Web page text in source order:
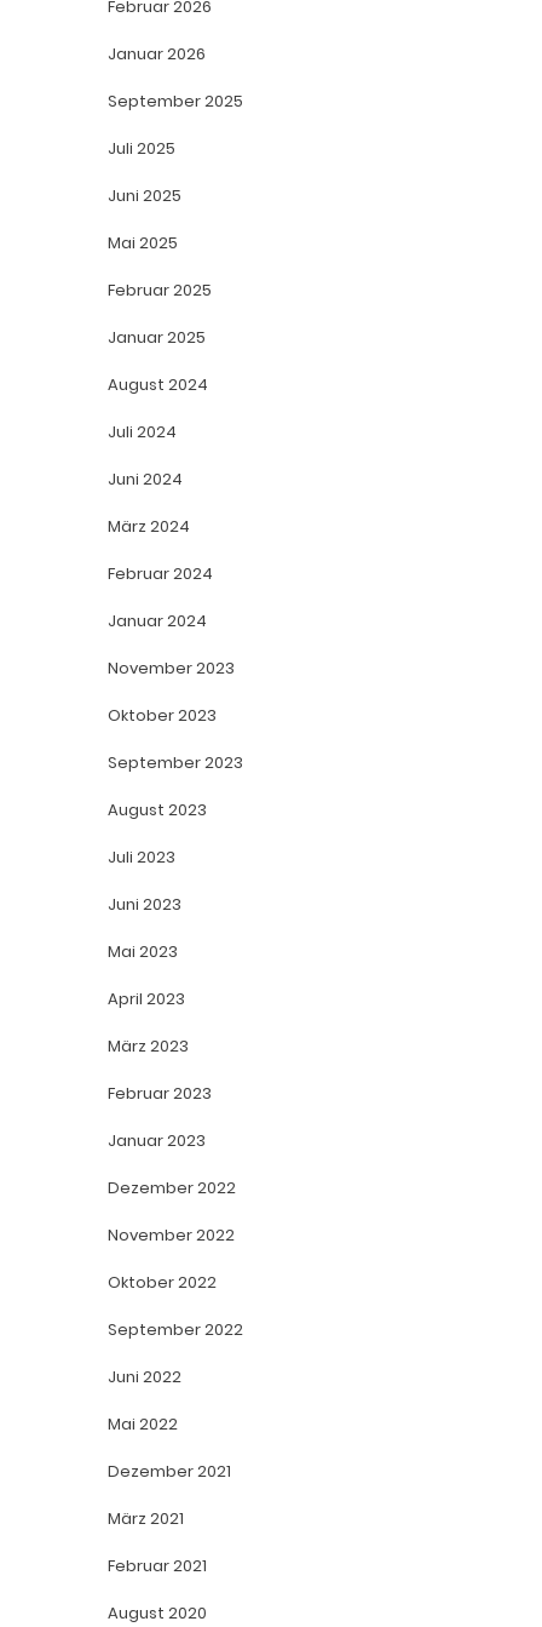
Februar 2026
Januar 2026
September 2025
Juli 2025
Juni 2025
Mai 2025
Februar 2025
Januar 2025
August 2024
Juli 2024
Juni 2024
März 2024
Februar 2024
Januar 2024
November 2023
Oktober 2023
September 2023
August 2023
Juli 2023
Juni 2023
Mai 2023
April 2023
März 2023
Februar 2023
Januar 2023
Dezember 2022
November 2022
Oktober 2022
September 2022
Juni 2022
Mai 2022
Dezember 2021
März 2021
Februar 2021
August 2020